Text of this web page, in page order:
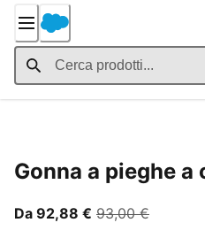
Content
Gonna a pieghe a
Da 92,88 € A partire dal
93,00 €prezzo